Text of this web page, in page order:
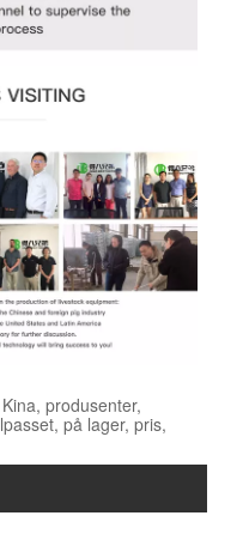
produsenter,
på lager, pris,